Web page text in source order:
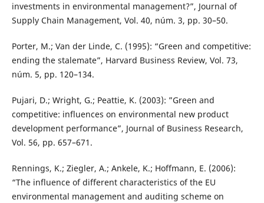
investments in environmental management?”, Journal of
Supply Chain Management, Vol. 40, núm. 3, pp. 30–50.
Porter, M.; Van der Linde, C. (1995): “Green and competitive:
ending the stalemate”, Harvard Business Review, Vol. 73,
núm. 5, pp. 120–134.
Pujari, D.; Wright, G.; Peattie, K. (2003): ”Green and
competitive: influences on environmental new product
development performance”, Journal of Business Research,
Vol. 56, pp. 657–671.
Rennings, K.; Ziegler, A.; Ankele, K.; Hoffmann, E. (2006):
“The influence of different characteristics of the EU
environmental management and auditing scheme on